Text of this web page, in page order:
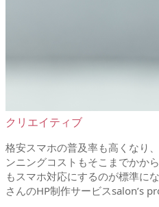
クリエイティブ
格安スマホの普及率も高くなり
ンニングコストもそこまでかか
もスマホ対応にするのが標準に
さんのHP制作サービスsalon’s